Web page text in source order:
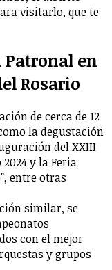
visitarlo, que te
en
Rosario
de cerca de 12
la degustación
del XXIII
y la Feria
entre otras
similar, se
con el mejor
y grupos